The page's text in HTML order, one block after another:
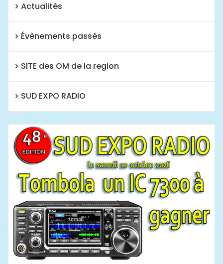
Actualités
Évènements passés
SITE des OM de la region
SUD EXPO RADIO